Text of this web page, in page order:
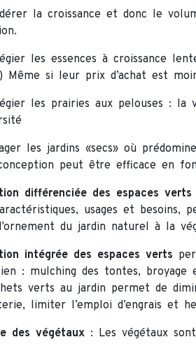
la croissance et donc le
les essences à croissance
Même si leur prix d’achat est
les prairies aux pelouses : la
les jardins «secs» où
peut être efficace en
différenciée des espaces verts
usages et besoins,
du jardin naturel à la
intégrée des espaces verts
: mulching des tontes,
verts au jardin permet de
limiter l’emploi d’engrais et
des végétaux : Les végétaux